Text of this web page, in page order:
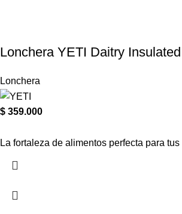
Lonchera YETI Daitry
Lonchera
$ 359.000
La fortaleza de alimentos perfecta para